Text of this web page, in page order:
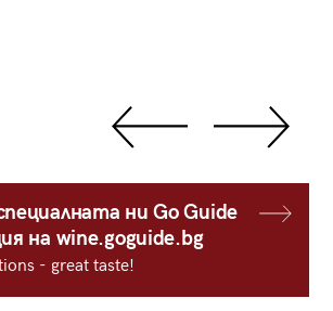
ни Go Guide
на wine.goguide.bg
- great taste!